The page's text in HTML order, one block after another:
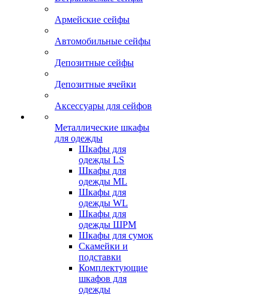
Армейские сейфы
Автомобильные сейфы
Депозитные сейфы
Депозитные ячейки
Аксессуары для сейфов
Металлические шкафы
для одежды
Шкафы для
одежды LS
Шкафы для
одежды ML
Шкафы для
одежды WL
Шкафы для
одежды ШРМ
Шкафы для сумок
Скамейки и
подставки
Комплектующие
шкафов для
одежды